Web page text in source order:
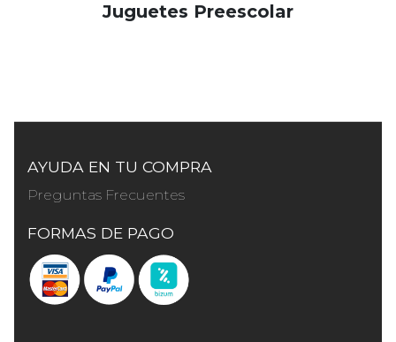
Juguetes Preescolar
AYUDA EN TU COMPRA
Preguntas Frecuentes
FORMAS DE PAGO